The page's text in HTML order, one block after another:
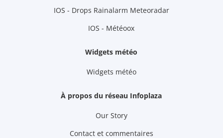
IOS - Drops Rainalarm Meteoradar
IOS - Météoox
Widgets météo
Widgets météo
À propos du réseau Infoplaza
Our Story
Contact et commentaires